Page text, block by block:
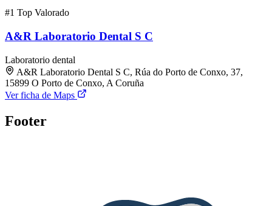
#1 Top Valorado
A&R Laboratorio Dental S C
Laboratorio dental
A&R Laboratorio Dental S C, Rúa do Porto de Conxo, 37,
15899 O Porto de Conxo, A Coruña
Ver ficha de Maps
Footer